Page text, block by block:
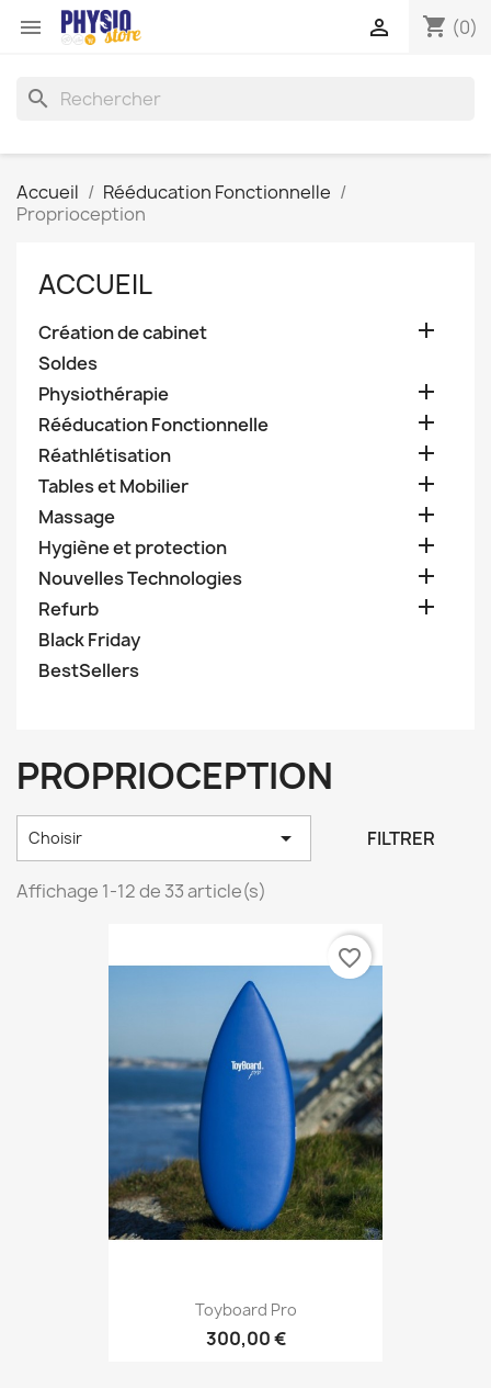
 shopping_cart (0)

search
Accueil
Rééducation Fonctionnelle
Proprioception
ACCUEIL
Création de cabinet 
Soldes
Physiothérapie

Rééducation Fonctionnelle 
Réathlétisation 
Tables et Mobilier 
Massage 
Hygiène et protection 
Nouvelles Technologies 
Refurb 
Black Friday
BestSellers
PROPRIOCEPTION
Choisir  FILTRER
Affichage 1-12 de 33 article(s)
Toyboard Pro
300,00 €
favorite_border